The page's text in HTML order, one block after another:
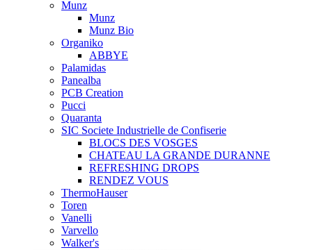
Munz
Munz
Munz Bio
Organiko
ABBYE
Palamidas
Panealba
PCB Creation
Pucci
Quaranta
SIC Societe Industrielle de Confiserie
BLOCS DES VOSGES
CHATEAU LA GRANDE DURANNE
REFRESHING DROPS
RENDEZ VOUS
ThermoHauser
Toren
Vanelli
Varvello
Walker's